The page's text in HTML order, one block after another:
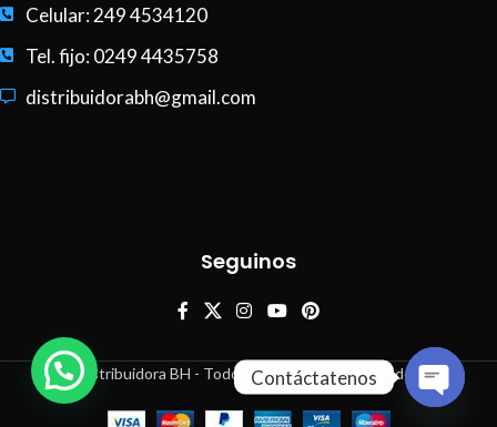
Celular: 249 4534120
Tel. fijo: 0249 4435758
distribuidorabh@gmail.com
Seguinos
Distribuidora BH - Todos los derechos reservados
Contáctatenos